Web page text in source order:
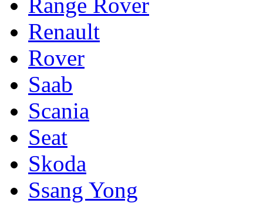
Renault
Rover
Saab
Scania
Seat
Skoda
Ssang Yong